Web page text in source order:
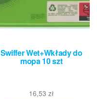
Swiffer Wet+Wkłady do
mopa 10 szt
16,53zł